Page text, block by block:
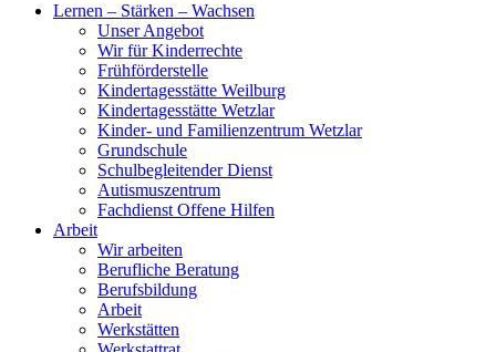
Lernen – Stärken – Wachsen
Unser Angebot
Wir für Kinderrechte
Frühförderstelle
Kindertagesstätte Weilburg
Kindertagesstätte Wetzlar
Kinder- und Familienzentrum Wetzlar
Grundschule
Schulbegleitender Dienst
Autismuszentrum
Fachdienst Offene Hilfen
Arbeit
Wir arbeiten
Berufliche Beratung
Berufsbildung
Arbeit
Werkstätten